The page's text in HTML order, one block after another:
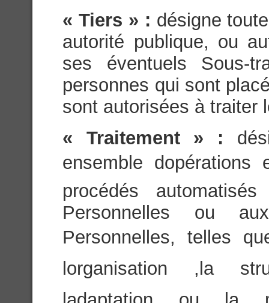
« Tiers » : désigne
autorité publique, ou
ses éventuels Sous-
personnes qui sont
sont autorisées à traiter
« Traitement » :
ensemble
procédés
Personnelles ou
Personnelles, telles
lorganisation ,la